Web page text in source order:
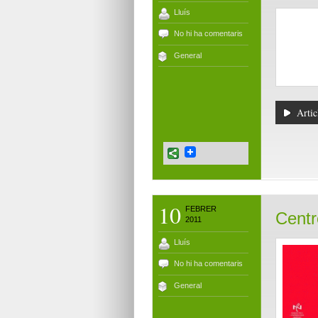
Lluís
No hi ha comentaris
General
10
FEBRER
2011
Lluís
No hi ha comentaris
General